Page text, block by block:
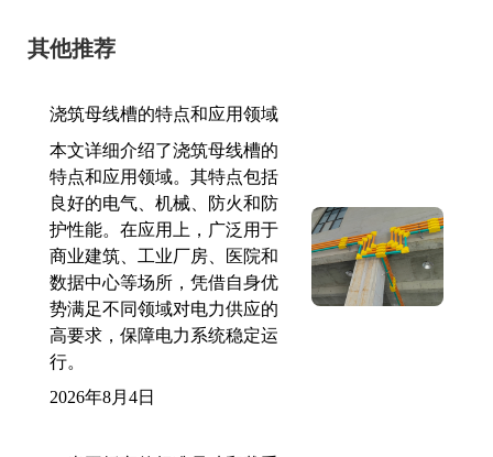
其他推荐
浇筑母线槽的特点和应用领域
本文详细介绍了浇筑母线槽的
特点和应用领域。其特点包括
良好的电气、机械、防火和防
护性能。在应用上，广泛用于
商业建筑、工业厂房、医院和
数据中心等场所，凭借自身优
势满足不同领域对电力供应的
高要求，保障电力系统稳定运
行。
2026年8月4日